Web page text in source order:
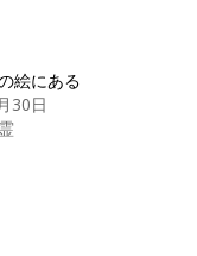
絵にある
30日